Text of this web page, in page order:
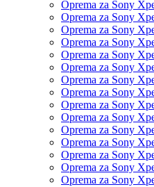
Oprema za Sony
Oprema za Sony
Oprema za Sony
Oprema za Sony
Oprema za Sony
Oprema za Sony
Oprema za Sony
Oprema za Sony
Oprema za Sony
Oprema za Sony
Oprema za Sony
Oprema za Sony
Oprema za Sony
Oprema za Sony
Oprema za Sony